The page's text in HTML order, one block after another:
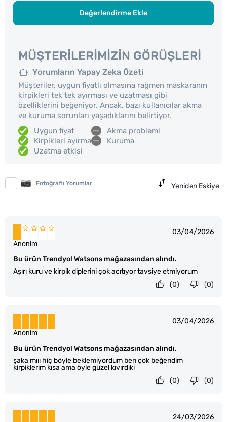
Değerlendirme Ekle
MÜŞTERILERIMIZIN GÖRÜŞLERI
Yorumların Yapay Zeka Özeti
Müşteriler, uygun fiyatlı olmasına rağmen maskaranın
kirpikleri tek tek ayırması ve uzatması gibi
özelliklerini beğeniyor. Ancak, bazı kullanıcılar akma
ve kuruma sorunları yaşadıklarını belirtiyor.
Uygun fiyat
Kirpikleri ayırma
Uzatma etkisi
Akma problemi
Kuruma
Fotoğraflı Yorumlar Yeniden Eskiye
03/04/2026
Bu ürün Trendyol Watsons mağazasından alındı.
Aşırı kuru ve kirpik diplerini çok acıtıyor tavsiye etmiyorum
Anonim
(0)
(0)
03/04/2026
Bu ürün Trendyol Watsons mağazasından alındı.
şaka mııı hiç böyle beklemiyordum ben çok beğendim
kirpiklerim kısa ama öyle güzel kıvırdıki
Anonim
(0)
(0)
24/03/2026